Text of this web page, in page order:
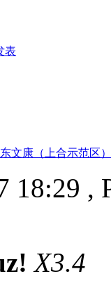
表
文康（上合示范区
18:29 ,
X3.4